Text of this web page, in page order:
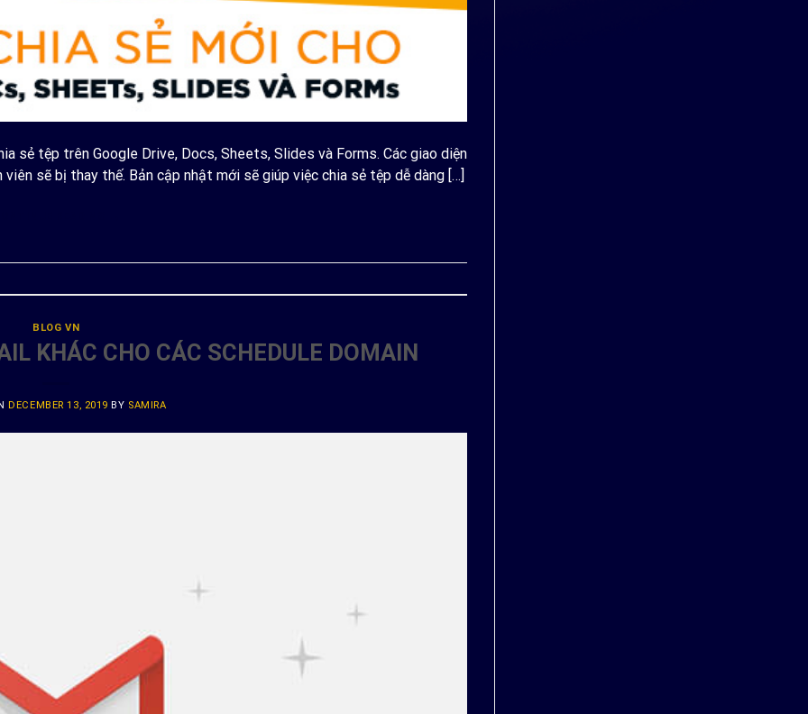
sẻ tệp trên Google Drive, Docs, Sheets, Slides và Forms. Các giao diện
sẽ bị thay thế. Bản cập nhật mới sẽ giúp việc chia sẻ tệp dễ dàng […]
BLOG VN
KHÁC CHO CÁC SCHEDULE DOMAIN
DECEMBER 13, 2019 BY SAMIRA